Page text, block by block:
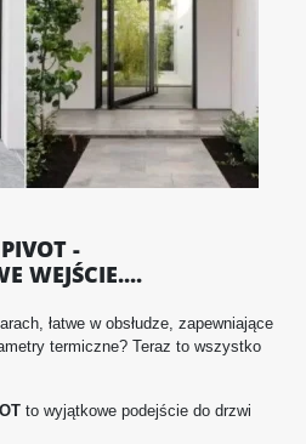
-
WEJŚCIE....
łatwe w obsłudze, zapewniające
termiczne? Teraz to wszystko
to wyjątkowe podejście do drzwi